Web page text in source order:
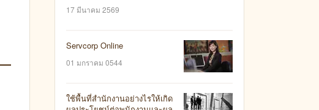
17 มีนาคม 2569
Servcorp Online
01 มกราคม 0544
ใช้พื้นที่สำนักงานอย่างไรให้เกิด